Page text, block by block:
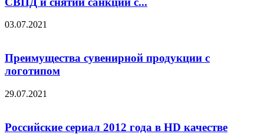
03.07.2021
Преимущества сувенирной продукции с
логотипом
29.07.2021
Российские сериал 2012 года в HD качестве